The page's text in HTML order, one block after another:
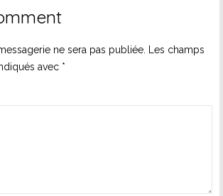
ne sera pas publiée.
Les champs
avec *